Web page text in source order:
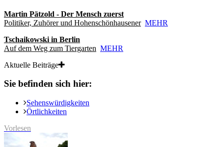
Martin Pätzold - Der Mensch zuerst
Politiker, Zuhörer und Hohenschönhausener MEHR
Tschaikowski in Berlin
Auf dem Weg zum Tiergarten MEHR
Aktuelle Beiträge
Sie befinden sich hier:
Sehenswürdigkeiten
Örtlichkeiten
Vorlesen